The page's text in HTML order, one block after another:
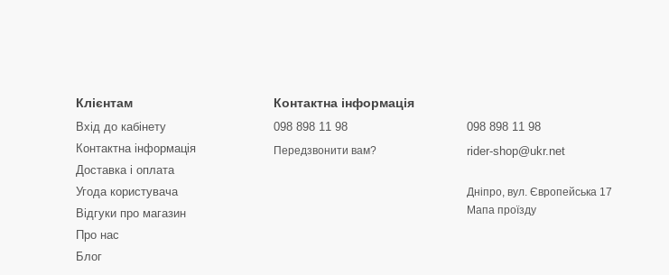
Клієнтам
Вхід до кабінету
Контактна інформація
Доставка і оплата
Угода користувача
Відгуки про магазин
Про нас
Блог
Контактна інформація
098 898 11 98
Передзвонити вам?
098 898 11 98
rider-shop@ukr.net
Дніпро, вул. Європейська 17
Мапа проїзду